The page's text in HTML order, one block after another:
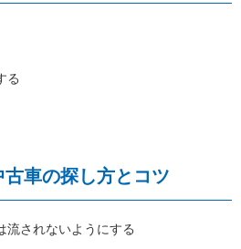
る
車の探し方とコツ
流されないようにする